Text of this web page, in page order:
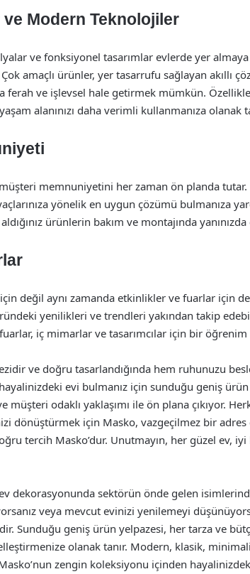
ve Modern Teknolojiler
ve fonksiyonel tasarımlar evlerde yer
amaçlı ürünler, yer tasarrufu sağlayan akıllı
ferah ve işlevsel hale getirmek mümkün.
alanınızı daha verimli kullanmanıza olanak
müşteri memnuniyetini her zaman ön planda
yönelik en uygun çözümü bulmanıza
ürünlerin bakım ve montajında yanınızda
için değil aynı zamanda etkinlikler ve fuarlar için
yenilikleri ve trendleri yakından takip
iç mimarlar ve tasarımcılar için bir öğrenim
ve doğru tasarlandığında hem ruhunuzu
evi bulmanız için sunduğu geniş
müşteri odaklı yaklaşımı ile ön plana çıkıyor.
dönüştürmek için Masko, vazgeçilmez bir
tercih Masko’dur. Unutmayın, her güzel ev,
ev dekorasyonunda sektörün önde gelen
veya mevcut evinizi yenilemeyi
Sunduğu geniş ürün yelpazesi, her tarza ve
olanak tanır. Modern, klasik,
zengin koleksiyonu içinden